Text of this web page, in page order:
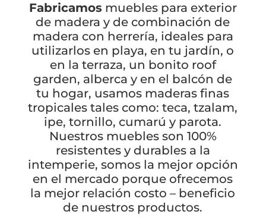
Fabricamos muebles para exterior
de madera y de combinación de
madera con herrería, ideales para
utilizarlos en playa, en tu jardín, o
en la terraza, un bonito roof
garden, alberca y en el balcón de
tu hogar, usamos maderas finas
tropicales tales como: teca, tzalam,
ipe, tornillo, cumarú y parota.
Nuestros muebles son 100%
resistentes y durables a la
intemperie, somos la mejor opción
en el mercado porque ofrecemos
la mejor relación costo – beneficio
de nuestros productos.